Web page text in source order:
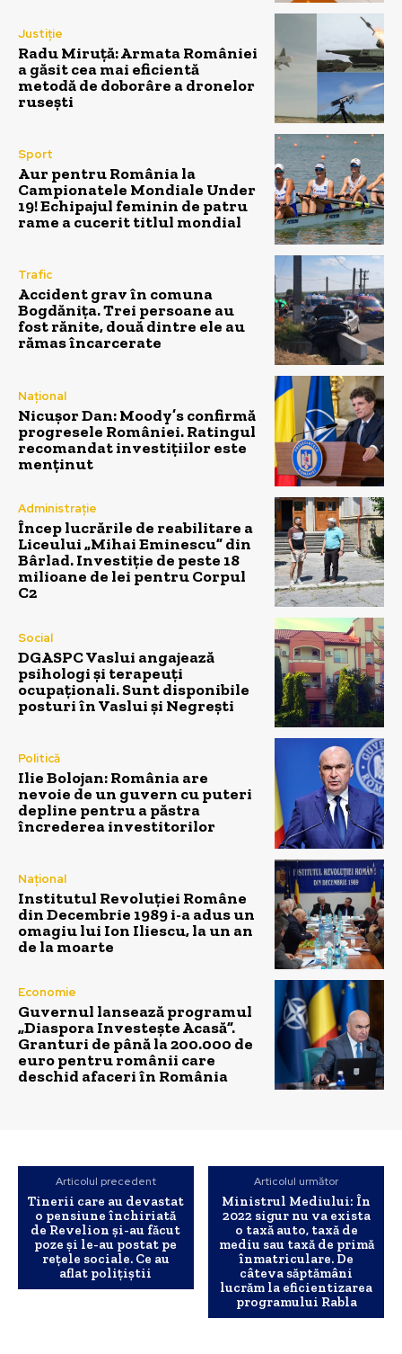
Justiție
Radu Miruță: Armata României
a găsit cea mai eficientă
metodă de doborâre a dronelor
rusești
Sport
Aur pentru România la
Campionatele Mondiale Under
19! Echipajul feminin de patru
rame a cucerit titlul mondial
Trafic
Accident grav în comuna
Bogdănița. Trei persoane au
fost rănite, două dintre ele au
rămas încarcerate
Național
Nicușor Dan: Moody’s confirmă
progresele României. Ratingul
recomandat investițiilor este
menținut
Administrație
Încep lucrările de reabilitare a
Liceului „Mihai Eminescu” din
Bârlad. Investiție de peste 18
milioane de lei pentru Corpul
C2
Social
DGASPC Vaslui angajează
psihologi și terapeuți
ocupaționali. Sunt disponibile
posturi în Vaslui și Negrești
Politică
Ilie Bolojan: România are
nevoie de un guvern cu puteri
depline pentru a păstra
încrederea investitorilor
Național
Institutul Revoluției Române
din Decembrie 1989 i-a adus un
omagiu lui Ion Iliescu, la un an
de la moarte
Economie
Guvernul lansează programul
„Diaspora Investește Acasă”.
Granturi de până la 200.000 de
euro pentru românii care
deschid afaceri în România
Articolul precedent
Tinerii care au devastat
o pensiune închiriată
de Revelion și-au făcut
poze și le-au postat pe
rețele sociale. Ce au
aflat polițiștii
Articolul următor
Ministrul Mediului: În
2022 sigur nu va exista
o taxă auto, taxă de
mediu sau taxă de primă
înmatriculare. De
câteva săptămâni
lucrăm la eficientizarea
programului Rabla